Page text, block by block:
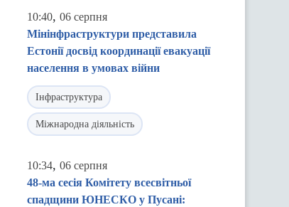
10:40, 06 серпня
Мінінфраструктури представила
Естонії досвід координації евакуації
населення в умовах війни
Інфраструктура
Міжнародна діяльність
10:34, 06 серпня
48-ма сесія Комітету всесвітньої
спадщини ЮНЕСКО у Пусані: